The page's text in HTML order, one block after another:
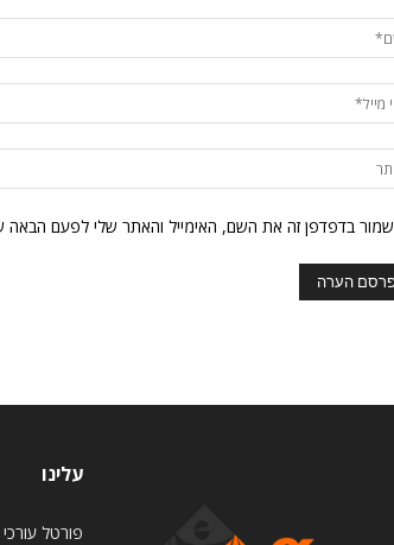
שמור בדפדפן זה את השם, האימייל והאתר שלי לפעם הבאה
עלינו
פורטל